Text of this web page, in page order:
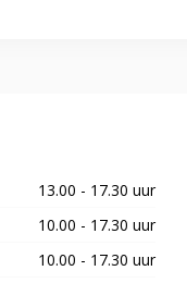
13.00 - 17.30 uur
10.00 - 17.30 uur
10.00 - 17.30 uur